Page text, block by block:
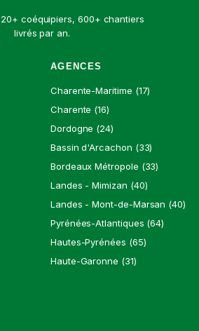
coéquipiers, 600+ chantiers
livrés par an.
AGENCES
Charente-Maritime (17)
Charente (16)
Dordogne (24)
Bassin d'Arcachon (33)
Bordeaux Métropole (33)
Landes - Mimizan (40)
Landes - Mont-de-Marsan (40)
Pyrénées-Atlantiques (64)
Hautes-Pyrénées (65)
Haute-Garonne (31)